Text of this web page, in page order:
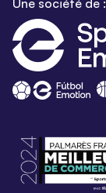
Une société de :